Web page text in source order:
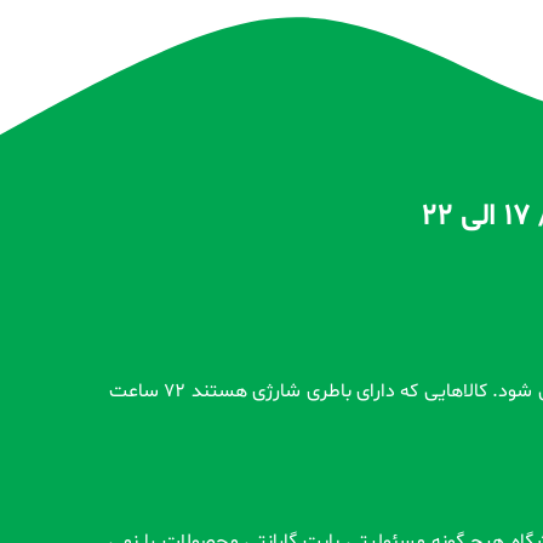
تمام محصولات بدون گارانتی قبل از اضافه شدن در سایت و بعد از ثبت سفارش مشتری کاملاً تست و از سلامت محصول اطمینان حاصل می شود. کالاهایی که دارای باطری شارژی هستند 72 ساعت